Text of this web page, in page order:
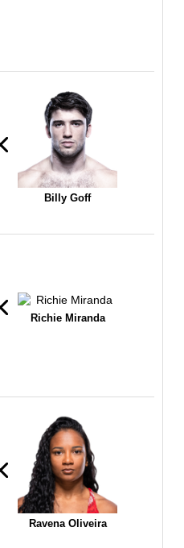
Billy Goff
Richie Miranda
Ravena Oliveira